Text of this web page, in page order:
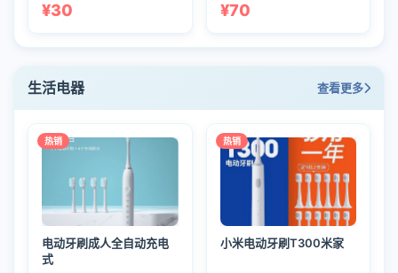
¥30 ¥70
生活电器 查看更多
热销
电动牙刷成人全自动充电
式
热销
小米电动牙刷T300米家